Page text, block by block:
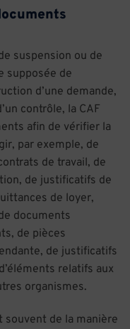
suspension ou de
supposée de
d’une demande,
contrôle, la CAF
afin de vérifier la
par exemple, de
de travail, de
de justificatifs de
de loyer,
documents
de pièces
de justificatifs
relatifs aux
organismes.
de la manière